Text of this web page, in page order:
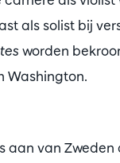
als solist bij
worden
Washington.
aan van Zweden